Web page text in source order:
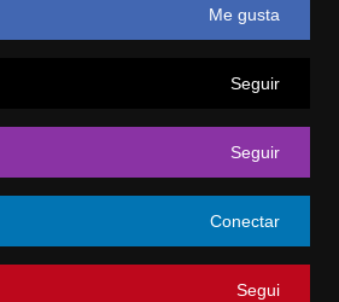
Me gusta
Seguir
Seguir
Conectar
Segui